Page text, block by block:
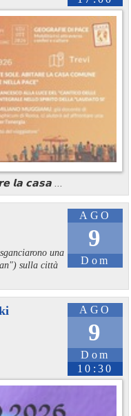
𝗹𝗮 𝗰𝗮𝘀𝗮 ...
AGO
9
Dom
una
sulla città
AGO
9
Dom
10:30